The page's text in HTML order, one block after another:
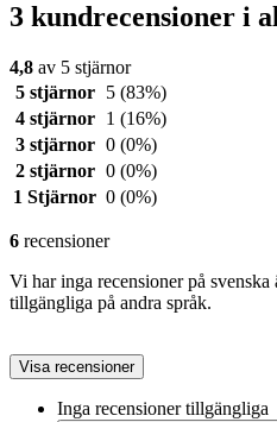
3 kundrecensioner i
4,8 av 5 stjärnor
5 stjärnor
5 (83%)
4 stjärnor
1 (16%)
3 stjärnor 0 (0%)
2 stjärnor 0 (0%)
1 Stjärnor 0 (0%)
6 recensioner
Vi har inga recensioner på
tillgängliga på andra språk.
Visa recensioner
Inga recensioner tillgängliga